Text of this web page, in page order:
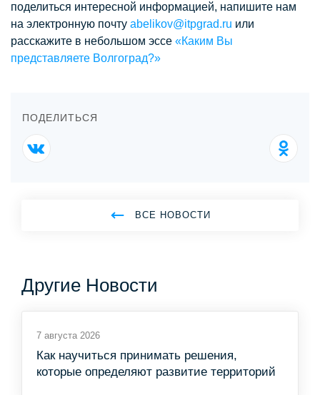
поделиться интересной информацией, напишите нам
на электронную почту abelikov@itpgrad.ru или
расскажите в небольшом эссе «Каким Вы
представляете Волгоград?»
ВСЕ НОВОСТИ
ПОДЕЛИТЬСЯ
Другие Новости
7 августа 2026
Как научиться принимать решения,
которые определяют развитие территорий